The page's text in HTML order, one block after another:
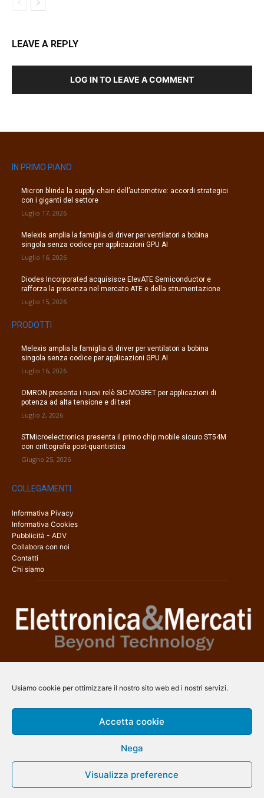
Usiamo cookie per ottimizzare il nostro sito web ed i nostri servizi.
Accetta cookie
Nega
Visualizza preference
LEAVE A REPLY
LOG IN TO LEAVE A COMMENT
IN PRIMO PIANO
Micron blinda la supply chain dell’automotive: accordi strategici
con i giganti del settore
Luglio 17, 2026
Melexis amplia la famiglia di driver per ventilatori a bobina
singola senza codice per applicazioni GPU AI
Luglio 16, 2026
Diodes Incorporated acquisisce ElevATE Semiconductor e
rafforza la presenza nel mercato ATE e della strumentazione
Luglio 15, 2026
PRODOTTI
Melexis amplia la famiglia di driver per ventilatori a bobina
singola senza codice per applicazioni GPU AI
Luglio 16, 2026
OMRON presenta i nuovi relè SiC-MOSFET per applicazioni di
potenza ad alta tensione e di test
Luglio 2, 2026
STMicroelectronics presenta il primo chip mobile sicuro ST54M
con crittografia post-quantistica
Giugno 25, 2026
COLLEGAMENTI
Informativa Pivacy
Informativa Cookies
Pubblicità - ADV
Collabora con noi
Contatti
Chi siamo
una copertura a 360° che coinvolge tecnologie, prodotti, mercati e
info@arscommunication.it
SEGUICI